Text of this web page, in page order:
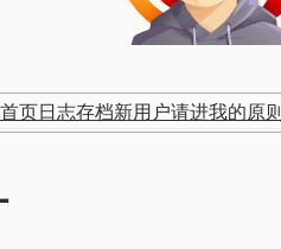
页日志存档新用户请进我的原则